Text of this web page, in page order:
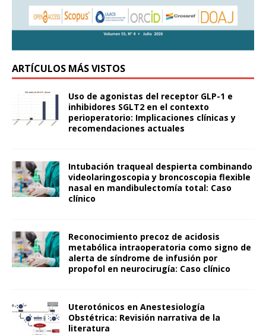
ARTÍCULOS MÁS VISTOS
Uso de agonistas del receptor GLP-1 e
inhibidores SGLT2 en el contexto
perioperatorio: Implicaciones clínicas y
recomendaciones actuales
Intubación traqueal despierta combinando
videolaringoscopia y broncoscopia flexible
nasal en mandibulectomía total: Caso
clínico
Reconocimiento precoz de acidosis
metabólica intraoperatoria como signo de
alerta de síndrome de infusión por
propofol en neurocirugía: Caso clínico
Uterotónicos en Anestesiología
Obstétrica: Revisión narrativa de la
literatura